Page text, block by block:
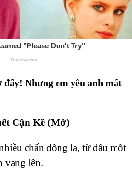
đấy! Nhưng em yêu anh mất
Cận Kề (Mở)
chấn động lạ, từ đâu một
vang lên.